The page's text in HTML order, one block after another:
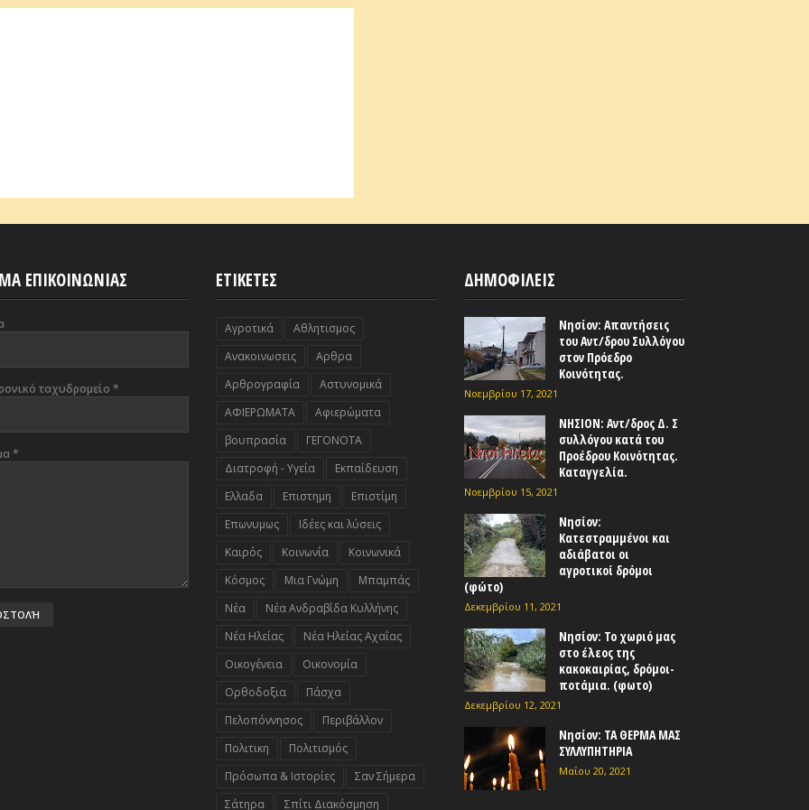
ΕΠΙΚΟΙΝΩΝΙΑΣ
ταχυδρομείο *
*
ΕΤΙΚΕΤΕΣ
Αγροτικά
Αθλητισμος
Ανακοινωσεις
Αρθρα
Αρθρογραφία
Αστυνομικά
ΑΦΙΕΡΩΜΑΤΑ
Αφιερώματα
βουπρασία
ΓΕΓΟΝΟΤΑ
Διατροφή - Υγεία
Εκπαίδευση
Ελλαδα
Επιστημη
Επιστίμη
Επωνυμως
Ιδέες και λύσεις
Καιρός
Κοινωνία
Κοινωνικά
Κόσμος
Μια Γνώμη
Μπαμπάς
Νέα
Νέα Ανδραβίδα Κυλλήνης
Νέα Ηλείας
Νέα Ηλείας Αχαΐας
Οικογένεια
Οικονομία
Ορθοδοξια
Πάσχα
Πελοπόννησος
Περιβάλλον
Πολιτικη
Πολιτισμός
Πρόσωπα & Ιστορίες
Σαν Σήμερα
Σάτηρα
Σπίτι Διακόσμηση
ΔΗΜΟΦΙΛΕΙΣ
Νησίον: Απαντήσεις
του Αντ/δρου Συλλόγου
στον Πρόεδρο
Κοινότητας.
Νοεμβρίου 17, 2021
ΝΗΣΙΟΝ: Αντ/δρος Δ. Σ
συλλόγου κατά του
Προέδρου Κοινότητας.
Καταγγελία.
Νοεμβρίου 15, 2021
Νησίον:
Κατεστραμμένοι και
αδιάβατοι οι
αγροτικοί δρόμοι
(φώτο)
Δεκεμβρίου 11, 2021
Νησίον: Το χωριό μας
στο έλεος της
κακοκαιρίας, δρόμοι-
ποτάμια. (φωτο)
Δεκεμβρίου 12, 2021
Νησίον: ΤΑ ΘΕΡΜΑ ΜΑΣ
ΣΥΛΛΥΠΗΤΗΡΙΑ
Μαΐου 20, 2021